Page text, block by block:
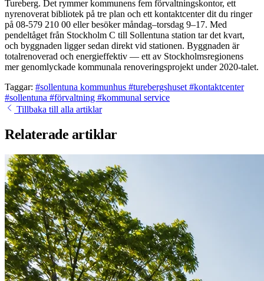
Tureberg. Det rymmer kommunens fem förvaltningskontor, ett
nyrenoverat bibliotek på tre plan och ett kontaktcenter dit du ringer
på 08-579 210 00 eller besöker måndag–torsdag 9–17. Med
pendeltåget från Stockholm C till Sollentuna station tar det kvart,
och byggnaden ligger sedan direkt vid stationen. Byggnaden är
totalrenoverad och energieffektiv — ett av Stockholmsregionens
mer genomlyckade kommunala renoveringsprojekt under 2020-talet.
Taggar: #sollentuna kommunhus #turebergshuset #kontaktcenter
#sollentuna #förvaltning #kommunal service
Tillbaka till alla artiklar
Relaterade artiklar